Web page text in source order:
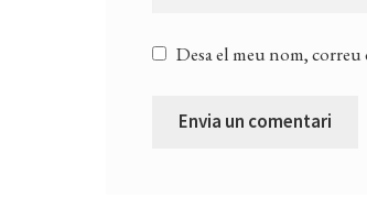
Desa el meu nom,